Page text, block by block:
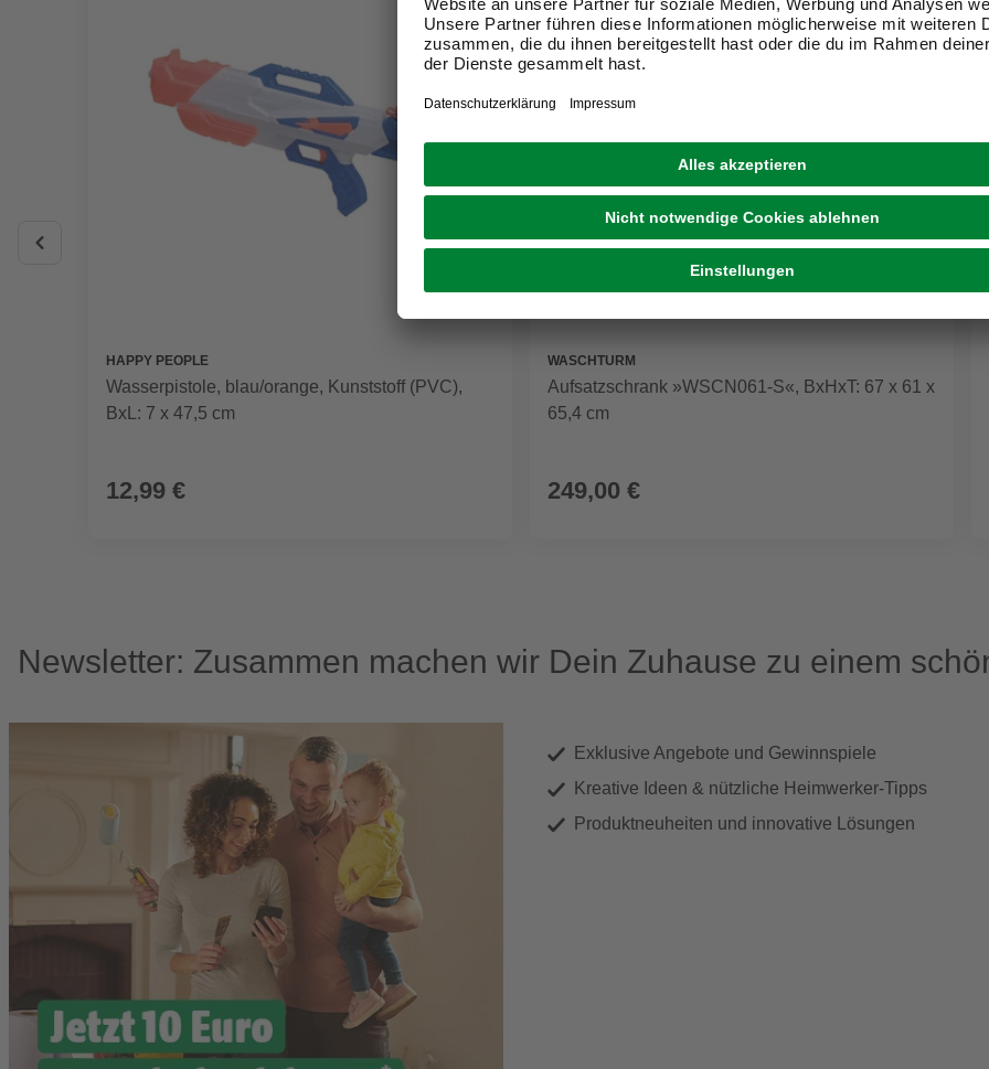
HAPPY PEOPLE
Wasserpistole, blau/orange, Kunststoff (PVC),
BxL: 7 x 47,5 cm
12,99 €
WASCHTURM
Aufsatzschrank »WSCN061-S«, BxHxT: 67 x 61 x
65,4 cm
249,00 €
Newsletter: Zusammen machen wir Dein Zuhause zu einem
Exklusive Angebote und Gewinnspiele
Kreative Ideen & nützliche Heimwerker-Tipps
Produktneuheiten und innovative Lösungen